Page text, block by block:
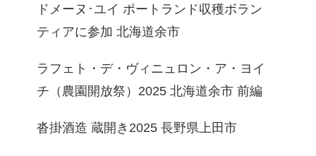
ドメーヌ･ユイ ポートランド収穫ボラン
ティアに参加 北海道余市
ラフェト・デ・ヴィニュロン・ア・ヨイ
チ（農園開放祭）2025 北海道余市 前編
沓掛酒造 蔵開き2025 長野県上田市